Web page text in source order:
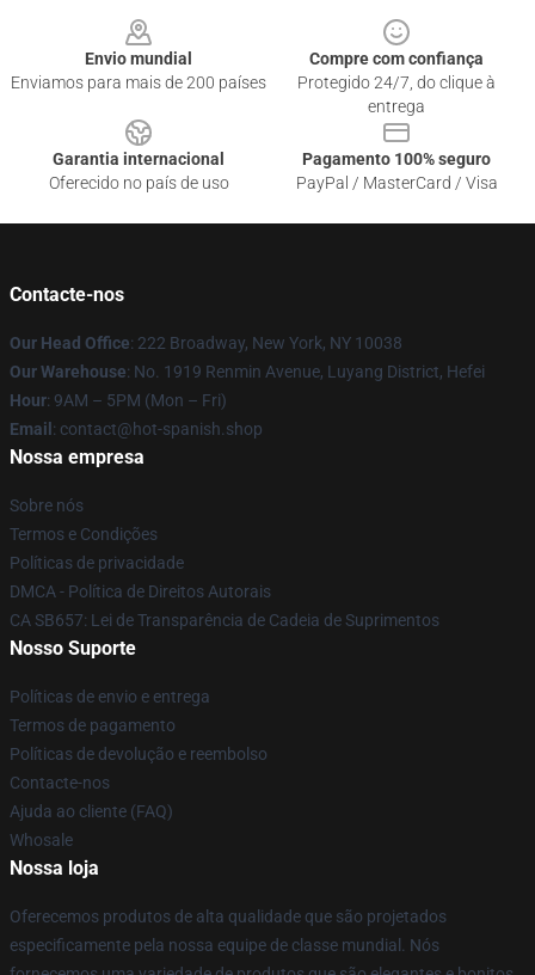
Envio mundial
Enviamos para mais de 200 países
Compre com confiança
Protegido 24/7, do clique à
entrega
Garantia internacional
Oferecido no país de uso
Pagamento 100% seguro
PayPal / MasterCard / Visa
Contacte-nos
Our Head Office: 222 Broadway, New York, NY 10038
Our Warehouse: No. 1919 Renmin Avenue, Luyang District, Hefei
Hour: 9AM – 5PM (Mon – Fri)
Email : contact@hot-spanish.shop
Nossa empresa
Sobre nós
Termos e Condições
Políticas de privacidade
DMCA - Política de Direitos Autorais
CA SB657: Lei de Transparência de Cadeia de Suprimentos
Nosso Suporte
Políticas de envio e entrega
Termos de pagamento
Políticas de devolução e reembolso
Contacte-nos
Ajuda ao cliente (FAQ)
Whosale
Nossa loja
Oferecemos produtos de alta qualidade que são projetados
especificamente pela nossa equipe de classe mundial. Nós